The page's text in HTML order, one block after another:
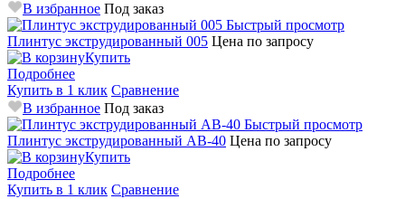
В избранное Под заказ
Быстрый просмотр
Плинтус экструдированный 005 Цена по запросу
Купить
Подробнее
Купить в 1 клик Сравнение
В избранное Под заказ
Быстрый просмотр
Плинтус экструдированный AB-40 Цена по запросу
Купить
Подробнее
Купить в 1 клик Сравнение